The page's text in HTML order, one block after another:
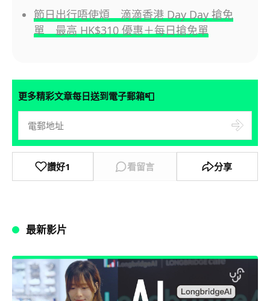
節日出行唔使煩 滴滴香港 Day Day 搶免
單 最高 HK$310 優惠＋每日搶免單
更多精彩文章每日送到電子郵箱📮
讚好1 看留言 分享
最新影片